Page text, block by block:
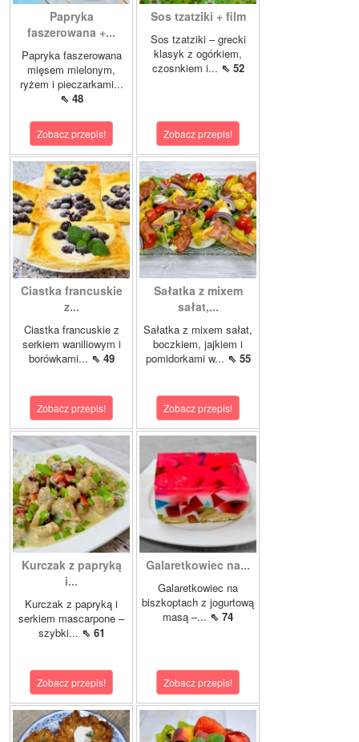
Papryka
faszerowana +...
Papryka faszerowana
mięsem mielonym,
ryżem i pieczarkami...
⇖ 48
Zobacz przepis!
Sos tzatziki + film
Sos tzatziki – grecki
klasyk z ogórkiem,
czosnkiem i... ⇖ 52
Zobacz przepis!
Ciastka francuskie
z...
Ciastka francuskie z
serkiem waniliowym i
borówkami... ⇖ 49
Zobacz przepis!
Sałatka z mixem
sałat,...
Sałatka z mixem sałat,
boczkiem, jajkiem i
pomidorkami w... ⇖ 55
Zobacz przepis!
Kurczak z papryką
i...
Kurczak z papryką i
serkiem mascarpone –
szybki... ⇖ 61
Zobacz przepis!
Galaretkowiec na...
Galaretkowiec na
biszkoptach z jogurtową
masą –... ⇖ 74
Zobacz przepis!